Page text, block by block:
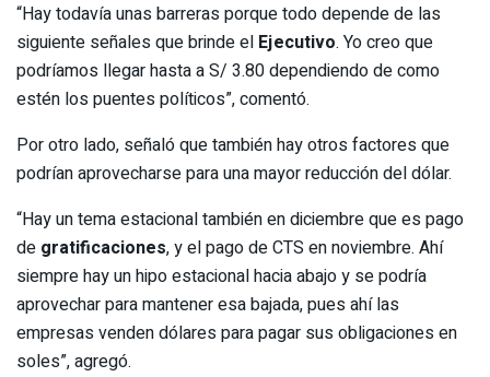
“Hay todavía unas barreras porque todo depende de las
siguiente señales que brinde el Ejecutivo. Yo creo que
podríamos llegar hasta a S/ 3.80 dependiendo de como
estén los puentes políticos”, comentó.
Por otro lado, señaló que también hay otros factores que
podrían aprovecharse para una mayor reducción del dólar.
“Hay un tema estacional también en diciembre que es pago
de gratificaciones, y el pago de CTS en noviembre. Ahí
siempre hay un hipo estacional hacia abajo y se podría
aprovechar para mantener esa bajada, pues ahí las
empresas venden dólares para pagar sus obligaciones en
soles”, agregó.